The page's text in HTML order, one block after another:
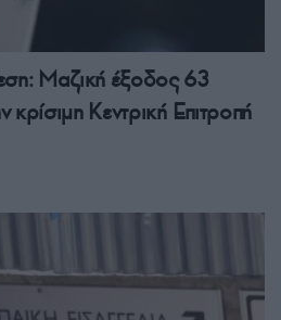
Μαζική έξοδος 63
κρίσιμη Κεντρική Επιτροπή